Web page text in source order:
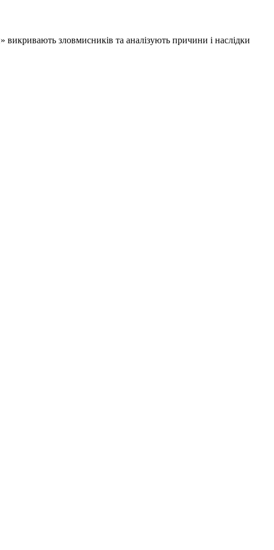
викривають зловмисників та аналізують причини і наслідки